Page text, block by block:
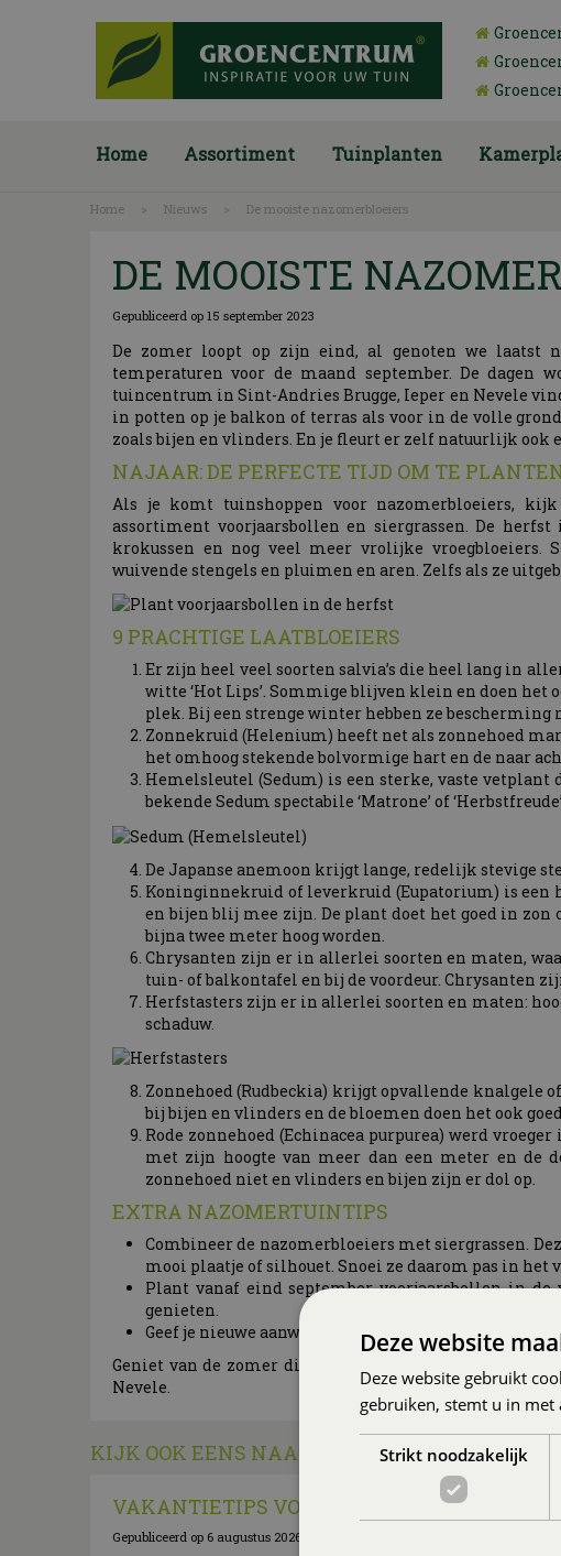
Home > Nieuws > De mooiste nazomerbloeiers
Home Assortiment Tuinplanten
DE MOOISTE
Gepubliceerd op 15 september 2023
De zomer loopt op zijn eind, al genoten we laatst
temperaturen voor de maand september. De
tuincentrum in Sint-Andries Brugge, Ieper en Nevele
in potten op je balkon of terras als voor in de volle
zoals bijen en vlinders. En je fleurt er zelf natuurlijk ook
NAJAAR: DE PERFECTE TIJD OM TE
Als je komt tuinshoppen voor nazomerbloeiers,
assortiment voorjaarsbollen en siergrassen. De
krokussen en nog veel meer vrolijke vroegbloeiers.
wuivende stengels en pluimen en aren. Zelfs als ze
9 PRACHTIGE LAATBLOEIERS
Er zijn heel veel soorten salvia’s die heel lang in
witte ‘Hot Lips’. Sommige blijven klein en doen het
plek. Bij een strenge winter hebben ze bescherming
Zonnekruid (Helenium) heeft net als zonnehoed
het omhoog stekende bolvormige hart en de naar
Hemelsleutel (Sedum) is een sterke, vaste
bekende Sedum spectabile ‘Matrone’ of
De Japanse anemoon krijgt lange, redelijk stevige
Koninginnekruid of leverkruid (Eupatorium) is een
en bijen blij mee zijn. De plant doet het goed in zon
bijna twee meter hoog worden.
Chrysanten zijn er in allerlei soorten en maten,
tuin- of balkontafel en bij de voordeur. Chrysanten
Herfstasters zijn er in allerlei soorten en maten:
schaduw.
Zonnehoed (Rudbeckia) krijgt opvallende knalgele
bij bijen en vlinders en de bloemen doen het ook
Rode zonnehoed (Echinacea purpurea) werd
met zijn hoogte van meer dan een meter en de
zonnehoed niet en vlinders en bijen zijn er dol op.
EXTRA NAZOMERTUINTIPS
Combineer de nazomerbloeiers met siergrassen.
mooi plaatje of silhouet. Snoei ze daarom pas in het
Plant vanaf eind september voorjaarsbollen in
genieten.
Geef je nieuwe aanwinsten regelmatig water als het
Geniet van de zomer die op zijn eind loopt en bereid
Nevele.
KIJK OOK EENS NAAR DE VOLGENDE
VAKANTIETIPS VOOR JE KAMERPLANTEN
Gepubliceerd op 6 augustus 2026
Deze website
Deze website gebruikt
gebruiken, stemt u in met
Strikt noodzakelijk